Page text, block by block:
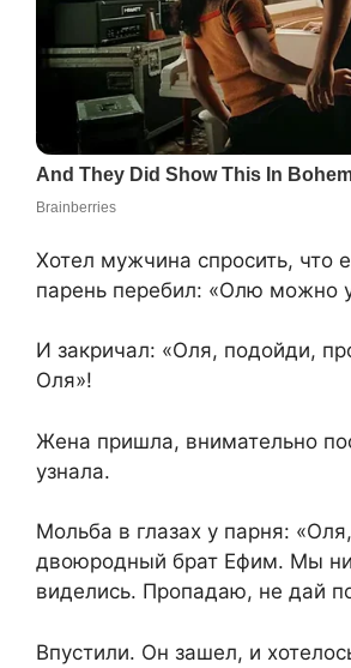
Хотел мужчина спросить, что
парень перебил: «Олю можно
И закричал: «Оля, подойди,
Оля»!
Жена пришла, внимательно
узнала.
Мольба в глазах у парня:
двоюродный брат Ефим. Мы ни
виделись. Пропадаю, не дай
Впустили. Он зашел, и